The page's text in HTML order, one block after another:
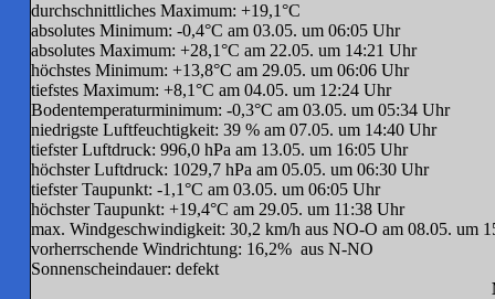
durchschnittliches Maximum: +19,1°C
absolutes Minimum: -0,4°C am 03.05. um 06:05 Uhr
absolutes Maximum: +28,1°C am 22.05. um 14:21 Uhr
höchstes Minimum: +13,8°C am 29.05. um 06:06 Uhr
tiefstes Maximum: +8,1°C am 04.05. um 12:24 Uhr
Bodentemperaturminimum: -0,3°C am 03.05. um 05:34 Uhr
niedrigste Luftfeuchtigkeit: 39 % am 07.05. um 14:40 Uhr
tiefster Luftdruck: 996,0 hPa am 13.05. um 16:05 Uhr
höchster Luftdruck: 1029,7 hPa am 05.05. um 06:30 Uhr
tiefster Taupunkt: -1,1°C am 03.05. um 06:05 Uhr
höchster Taupunkt: +19,4°C am 29.05. um 11:38 Uhr
max. Windgeschwindigkeit: 30,2 km/h aus NO-O am 08.05. um
vorherrschende Windrichtung: 16,2% aus N-NO
Sonnenscheindauer: defekt